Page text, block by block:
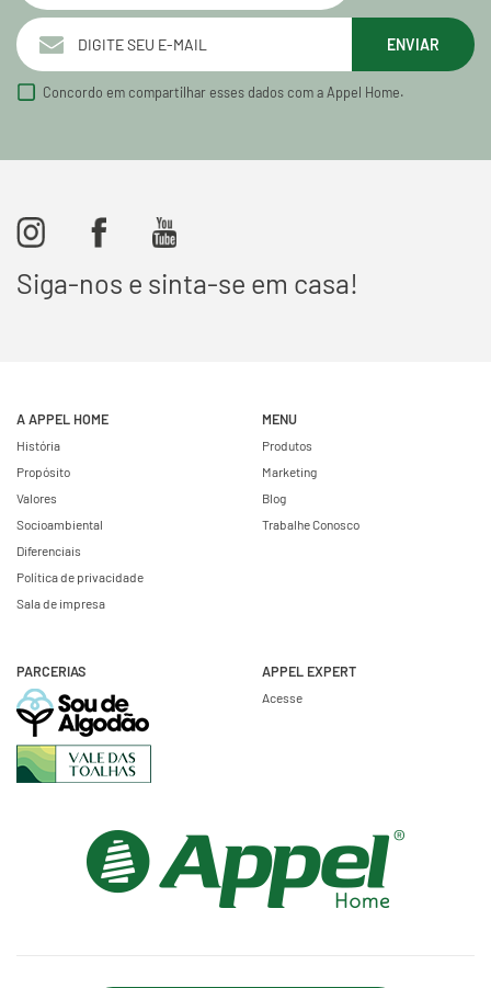
ENVIAR
Concordo em compartilhar esses dados com a Appel Home.
Siga-nos e sinta-se em casa!
A APPEL HOME
História
Propósito
Valores
Socioambiental
Diferenciais
Política de privacidade
Sala de impresa
MENU
Produtos
Marketing
Blog
Trabalhe Conosco
PARCERIAS APPEL EXPERT
Acesse